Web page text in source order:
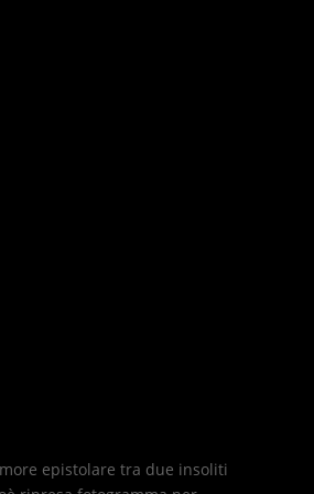
epistolare tra due insoliti